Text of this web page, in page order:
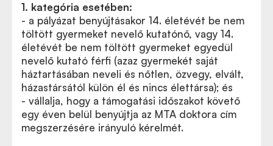
1. kategória esetében:
- a pályázat benyújtásakor 14. életévét be nem
töltött gyermeket nevelő kutatónő, vagy 14.
életévét be nem töltött gyermeket egyedül
nevelő kutató férfi (azaz gyermekét saját
háztartásában neveli és nőtlen, özvegy, elvált,
házastársától külön él és nincs élettársa); és
- vállalja, hogy a támogatási időszakot követő
egy éven belül benyújtja az MTA doktora cím
megszerzésére irányuló kérelmét.